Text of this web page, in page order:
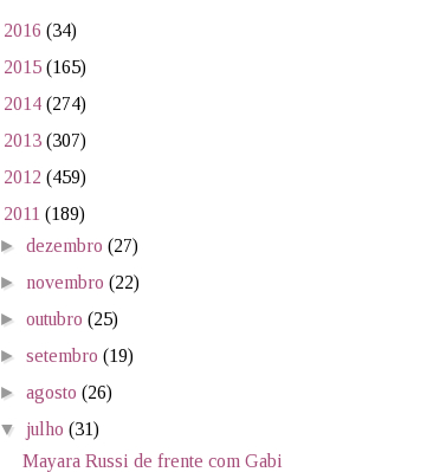
2016 (34)
2015 (165)
2014 (274)
2013 (307)
2012 (459)
2011 (189)
►dezembro(27)
► novembro(22)
►outubro(25)
►setembro(19)
►agosto(26)
▼ julho(31)
Mayara Russi de frente com Gabi